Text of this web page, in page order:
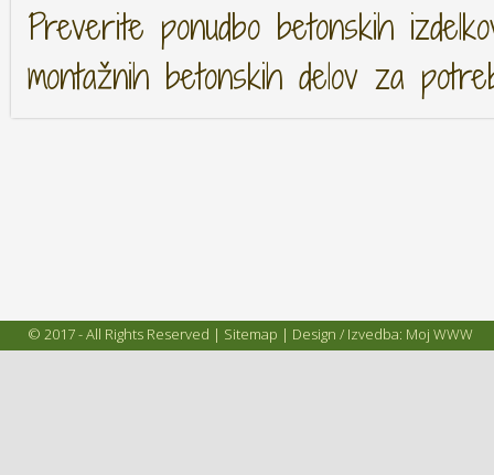
Preverite ponudbo betonskih
montažnih betonskih delov za
© 2017 - All Rights Reserved | Sitemap | Design / Izvedba: Moj WWW